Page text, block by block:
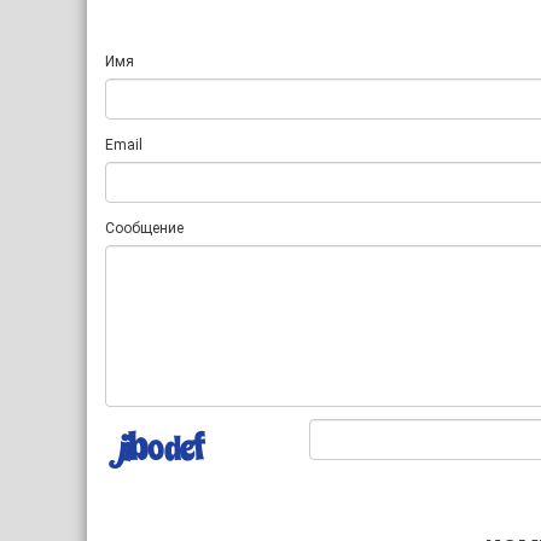
Имя
Email
Сообщение